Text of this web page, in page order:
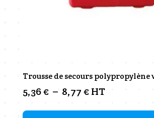
Trousse de secours polypropylène
5,36€ – 8,77€Plage
de
HT
Ce